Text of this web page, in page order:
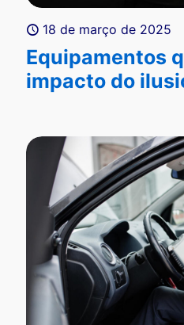
18 de março de 2025
Equipamentos
impacto do